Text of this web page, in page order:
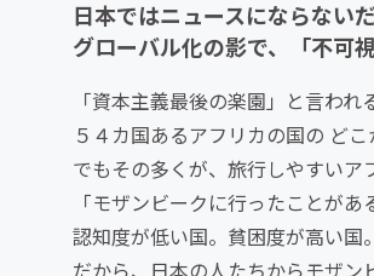
日本ではニュースにならないだ
グローバル化の影で、「不可
「資本主義最後の楽園」と言われ
５４カ国あるアフリカの国の ど
でもその多くが、旅行しやすいア
「モザンビークに行ったことが
認知度が低い国。貧困度が高い国
だから、日本の人たちからモザン